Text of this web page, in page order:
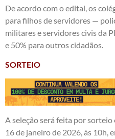
De acordo com o edital, os
para filhos de servidores —
militares e servidores civis da
e 50% para outros cidadãos.
SORTEIO
A seleção será feita por
16 de janeiro de 2026, às 10h,